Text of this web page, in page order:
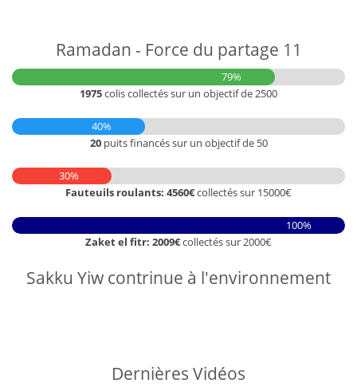
Ramadan - Force du partage 11
79%
1975colis collectés sur un objectif de 2500
40%
20 puits financés sur un objectif de 50
30%
Fauteuils roulants: 4560€collectés sur 15000€
100%
Zaket el fitr: 2009€collectés sur 2000€
Sakku Yiw contrinue à l'environnement
Dernières Vidéos